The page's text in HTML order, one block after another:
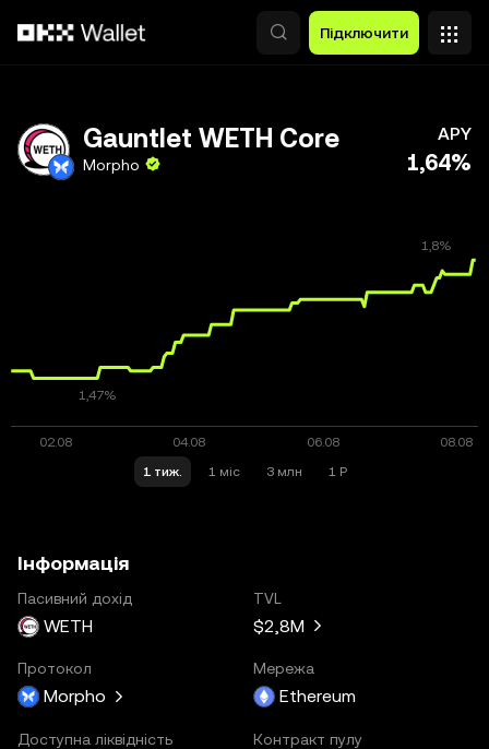
Підключити
Gauntlet WETH Core
Morpho
APY
1,64%
1 тиж. 1 міс 3 млн 1 Р
Інформація
Пасивний дохід
WETH
TVL
$2,8M
Протокол
Morpho
Мережа
Ethereum
Доступна ліквідність Контракт пулу